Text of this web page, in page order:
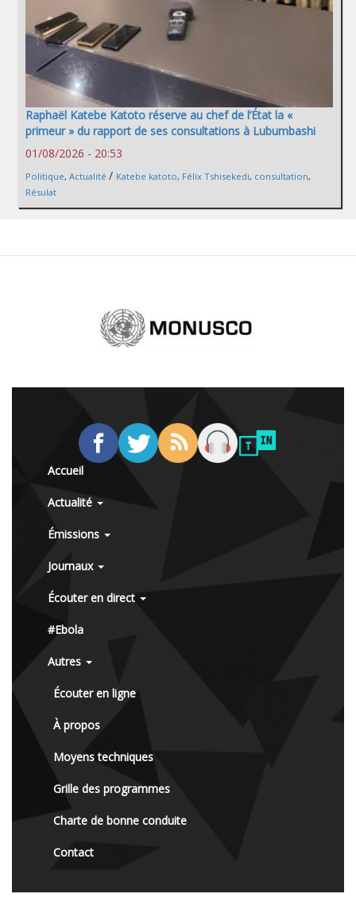
Raphaël Katebe Katoto réserve au chef de l’État la «
primeur » du rapport de ses consultations à Lubumbashi
01/08/2026 - 20:53
Politique, Actualité / Katebe katoto, Félix Tshisekedi, consultation,
Résulat
Accueil
Actualité
Émissions
Journaux
Écouter en direct
#Ebola
Autres
Écouter en ligne
À propos
Moyens techniques
Grille des programmes
Charte de bonne conduite
Contact